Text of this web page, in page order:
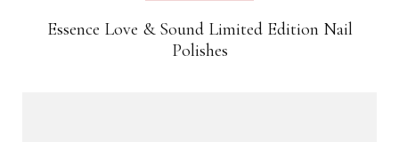
Essence Love & Sound Limited Edition Nail
Polishes